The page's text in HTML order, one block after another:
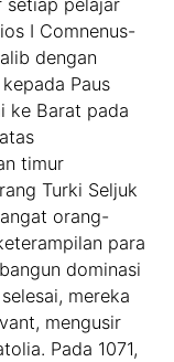
I Comnenus-
dengan
Paus
ke Barat pada
timur
Turki Seljuk
orang-
para
dominasi
mereka
mengusir
Pada 1071,